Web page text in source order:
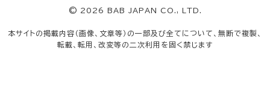
© 2026 BAB JAPAN CO., LTD.
本サイトの掲載内容（画像、文章等）の一部及び全てについて、無断で複製、
転載、転用、改変等の二次利用を固く禁じます